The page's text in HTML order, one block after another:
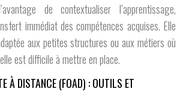
de contextualiser l’apprentissage,
immédiat des compétences acquises. Elle
aux petites structures ou aux métiers où
est difficile à mettre en place.
À DISTANCE (FOAD) : OUTILS ET